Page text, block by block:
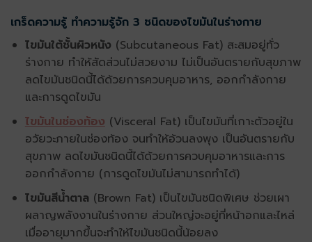
เกร็ดความรู้ ทำความรู้จัก 3 ชนิดของไขมันในร่างกาย
ไขมันใต้ชั้นผิวหนัง (Subcutaneous Fat) สะสมอยู่ทั่ว
ร่างกาย ทำให้สัดส่วนไม่สวยงาม ไม่เป็นอันตรายกับสุขภาพ
ลดไขมันชนิดนี้ได้ด้วยการควบคุมอาหาร, ออกกำลังกาย
และการดูดไขมัน
ไขมันในช่องท้อง(Visceral Fat) เป็นไขมันที่เกาะตัวอยู่ใน
อวัยวะภายในช่องท้อง จนทำให้อ้วนลงพุง เป็นอันตรายกับ
สุขภาพ ลดไขมันชนิดนี้ได้ด้วยการควบคุมอาหารและการ
ออกกำลังกาย (การดูดไขมันไม่สามารถทำได้)
ไขมันสีน้ำตาล (Brown Fat) เป็นไขมันชนิดพิเศษ ช่วยเผา
ผลาญพลังงานในร่างกาย ส่วนใหญ่จะอยู่ที่หน้าอกและไหล่
เมื่ออายุมากขึ้นจะทำให้ไขมันชนิดนี้น้อยลง